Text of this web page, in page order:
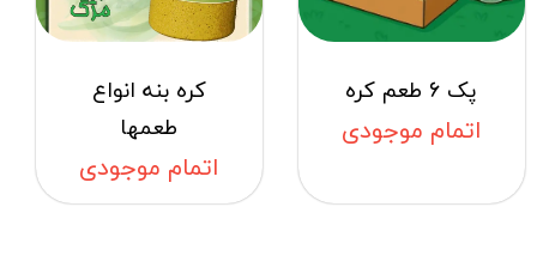
پک 6 طعم کره
اتمام موجودی
کره بنه انواع
طعمها
اتمام موجودی